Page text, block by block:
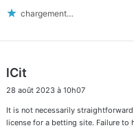
chargement…
lCit
t
:
28 août 2023 à 10h07
It is not necessarily
license for a betting site. Failure to